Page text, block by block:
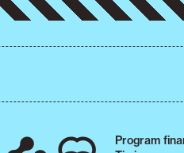
Program